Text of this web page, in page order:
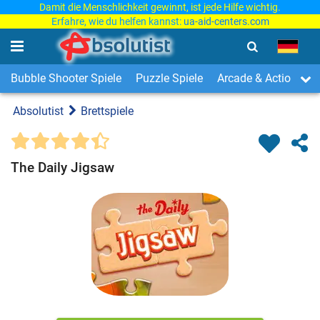
Damit die Menschlichkeit gewinnt, ist jede Hilfe wichtig.
Erfahre, wie du helfen kannst: ua-aid-centers.com
Bubble Shooter Spiele Puzzle Spiele Arcade & Action
Absolutist Brettspiele
The Daily Jigsaw